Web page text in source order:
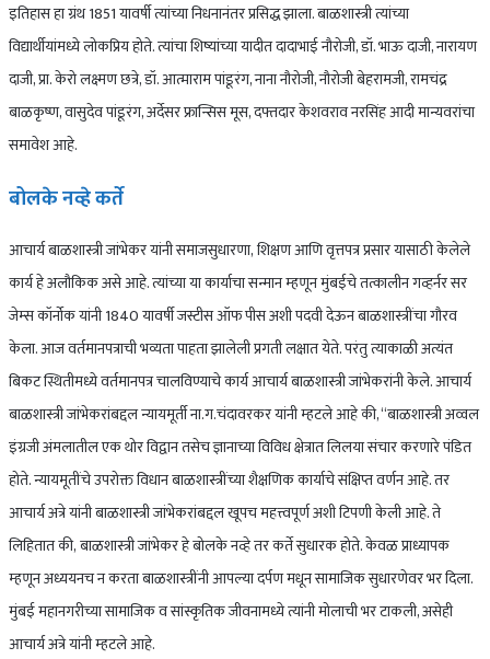
इतिहास हा ग्रंथ 1851 यावर्षी त्यांच्या निधनानंतर प्रसिद्ध झाला. बाळशास्त्री त्यांच्या
विद्यार्थीयांमध्ये लोकप्रिय होते. त्यांचा शिष्यांच्या यादीत दादाभाई नौरोजी, डॉ. भाऊ दाजी, नारायण
दाजी, प्रा. केरो लक्ष्मण छत्रे, डॉ. आत्माराम पांडूरंग, नाना नौरोजी, नौरोजी बेहरामजी, रामचंद्र
बाळकृष्ण, वासुदेव पांडूरंग, अर्देसर फ्रान्सिस मूस, दफ्तदार केशवराव नरसिंह आदी मान्यवरांचा
समावेश आहे.
बोलके नव्हे कर्ते
आचार्य बाळशास्त्री जांभेकर यांनी समाजसुधारणा, शिक्षण आणि वृत्तपत्र प्रसार यासाठी केलेले
कार्य हे अलौकिक असे आहे. त्यांच्या या कार्याचा सन्मान म्हणून मुंबईचे तत्कालीन गव्हर्नर सर
जेम्स कॉर्नोक यांनी 1840 यावर्षी जस्टीस ऑफ पीस अशी पदवी देऊन बाळशास्त्रींचा गौरव
केला. आज वर्तमानपत्राची भव्यता पाहता झालेली प्रगती लक्षात येते. परंतु त्याकाळी अत्यंत
बिकट स्थितीमध्ये वर्तमानपत्र चालविण्याचे कार्य आचार्य बाळशास्त्री जांभेकरांनी केले. आचार्य
बाळशास्त्री जांभेकरांबद्दल न्यायमूर्ती ना.ग.चंदावरकर यांनी म्हटले आहे की, “बाळशास्त्री अव्वल
इंग्रजी अंमलातील एक थोर विद्वान तसेच ज्ञानाच्या विविध क्षेत्रात लिलया संचार करणारे पंडित
होते. न्यायमूतींचे उपरोक्त विधान बाळशास्त्रींच्या शैक्षणिक कार्याचे संक्षिप्त वर्णन आहे. तर
आचार्य अत्रे यांनी बाळशास्त्री जांभेकरांबद्दल खूपच महत्त्वपूर्ण अशी टिपणी केली आहे. ते
लिहितात की, बाळशास्त्री जांभेकर हे बोलके नव्हे तर कर्ते सुधारक होते. केवळ प्राध्यापक
म्हणून अध्ययनच न करता बाळशास्त्रींनी आपल्या दर्पण मधून सामाजिक सुधारणेवर भर दिला.
मुंबई महानगरीच्या सामाजिक व सांस्कृतिक जीवनामध्ये त्यांनी मोलाची भर टाकली, असेही
आचार्य अत्रे यांनी म्हटले आहे.